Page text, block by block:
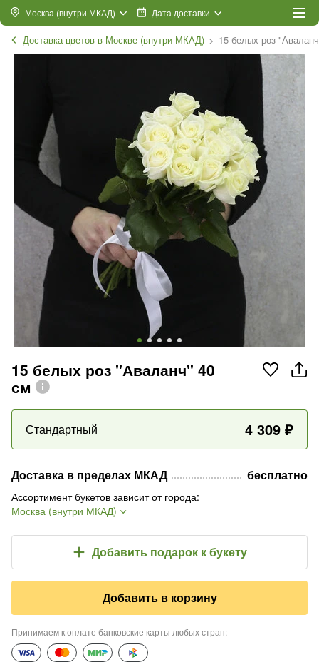
Москва (внутри МКАД) Дата доставки
Доставка цветов в Москве (внутри МКАД) 15 белых роз
15 белых роз "Аваланч" 40
см
Стандартный 4 309 ₽
Доставка в пределах МКАД бесплатно
Ассортимент букетов зависит от города:
Москва (внутри МКАД)
Добавить подарок к букету
Добавить в корзину
Принимаем к оплате банковские карты любых стран: